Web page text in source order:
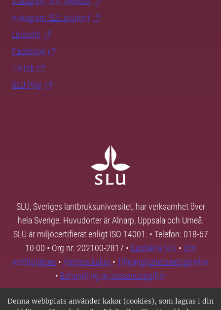
Denna webbplats använder kakor (cookies), som lagras i din
Instagram SLU.student
LinkedIn
Facebook
TikTok
SLU Play
SLU, Sveriges lantbruksuniversitet, har verksamhet över
hela Sverige. Huvudorter är Alnarp, Uppsala och Umeå.
SLU är miljöcertifierat enligt ISO 14001. • Telefon: 018-67
10 00 • Org nr: 202100-2817 • Kontakta SLU • Om
webbplatsen • Hantera kakor • Tillgänglighetsredogörelse
• Behandling av personuppgifter